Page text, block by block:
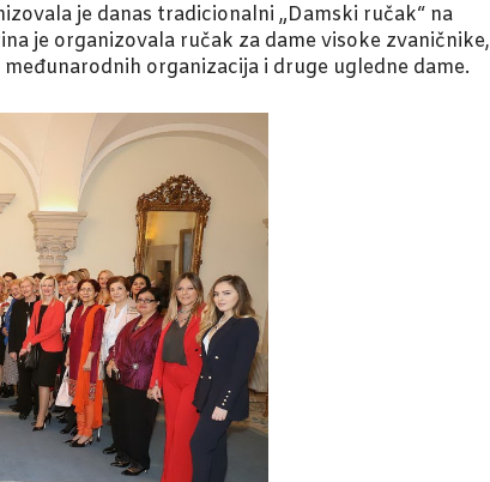
je danas tradicionalni „Damski ručak“ na
je organizovala ručak za dame visoke zvaničnike,
organizacija i druge ugledne dame.